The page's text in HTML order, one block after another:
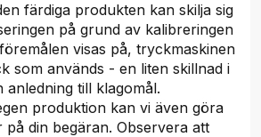
färdiga produkten kan skilja sig
på grund av kalibreringen
visas på, tryckmaskinen
som används - en liten skillnad i
anledning till klagomål.
produktion kan vi även göra
på din begäran. Observera att